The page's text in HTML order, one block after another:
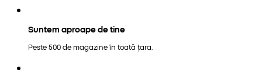
Suntem aproape de tine
Peste 500 de magazine în toată țara.